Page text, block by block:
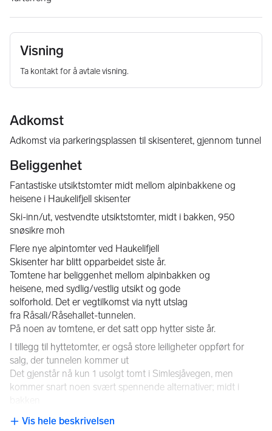
Visning
Ta kontakt for å avtale visning.
Adkomst
Adkomst via parkeringsplassen til skisenteret, gjennom tunnel
Beliggenhet
Fantastiske utsiktstomter midt mellom alpinbakkene og
heisene i Haukelifjell skisenter
Ski-inn/ut, vestvendte utsiktstomter, midt i bakken, 950
snøsikre moh
Flere nye alpintomter ved Haukelifjell
Skisenter har blitt opparbeidet siste år.
Tomtene har beliggenhet mellom alpinbakken og
heisene, med sydlig/vestlig utsikt og gode
solforhold. Det er vegtilkomst via nytt utslag
fra Råsali/Råsehallet-tunnelen.
På noen av tomtene, er det satt opp hytter siste år.
I tillegg til hyttetomter, er også store leiligheter oppført for
salg, der tunnelen kommer ut
Det gjenstår nå kun 1 usolgt tomt i Simlesjåvegen, men
kommer snart noen svært spennende alternativer; midt i
T3; kr. 1.650.000, ca 528m2 tomt. Max BYA byggbart 105m2
Vis hele beskrivelsen
NB: Knappen for å vise hele beskrivelsen har kun en visuell